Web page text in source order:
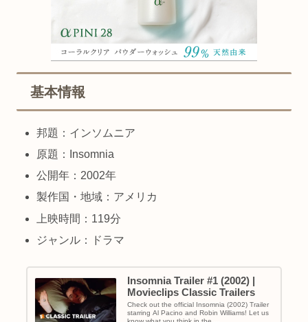
基本情報
邦題：インソムニア
原題：Insomnia
公開年：2002年
製作国・地域：アメリカ
上映時間：119分
ジャンル：ドラマ
Insomnia Trailer #1 (2002) |
Movieclips Classic Trailers
Check out the official Insomnia (2002) Trailer
starring Al Pacino and Robin Williams! Let us